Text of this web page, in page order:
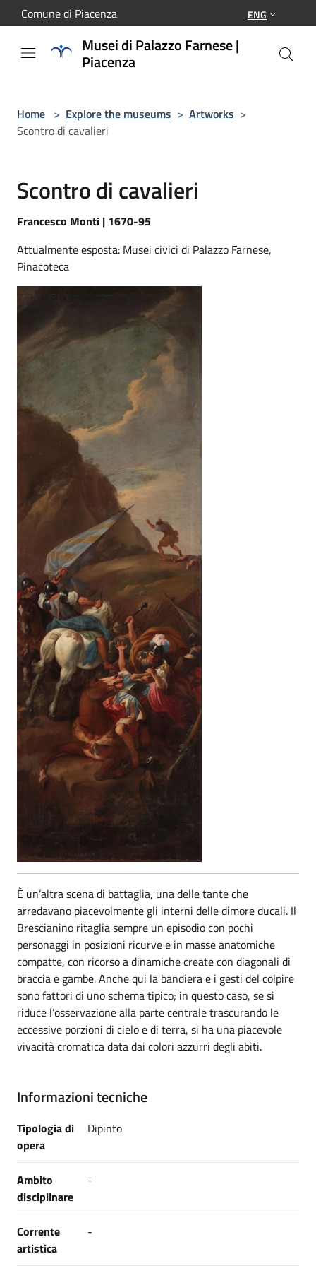
Salta al contenuto principale
Comune di Piacenza ENG
Musei di Palazzo Farnese |
Piacenza
Home > Explore the museums > Artworks >
Scontro di cavalieri
Scontro di cavalieri
Francesco Monti | 1670-95
Attualmente esposta: Musei civici di Palazzo Farnese,
Pinacoteca
È un’altra scena di battaglia, una delle tante che
arredavano piacevolmente gli interni delle dimore ducali. Il
Brescianino ritaglia sempre un episodio con pochi
personaggi in posizioni ricurve e in masse anatomiche
compatte, con ricorso a dinamiche create con diagonali di
braccia e gambe. Anche qui la bandiera e i gesti del colpire
sono fattori di uno schema tipico; in questo caso, se si
riduce l’osservazione alla parte centrale trascurando le
eccessive porzioni di cielo e di terra, si ha una piacevole
vivacità cromatica data dai colori azzurri degli abiti.
Informazioni tecniche
Tipologia di
opera
Dipinto
Ambito
disciplinare
-
Corrente
artistica
-